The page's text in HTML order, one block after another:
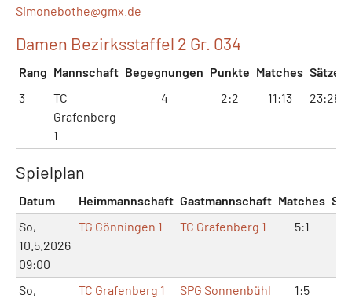
Simonebothe@gmx.de
Damen Bezirksstaffel 2 Gr. 034
Rang Mannschaft Begegnungen Punkte Matches Sätze
3
TC
Grafenberg
1
4 2:2 11:13 23:28
Spielplan
Datum Heimmannschaft Gastmannschaft Matches
So,
10.5.2026
09:00
TG Gönningen 1 TC Grafenberg 1 5:1
So,
TC Grafenberg 1
SPG Sonnenbühl
1:5